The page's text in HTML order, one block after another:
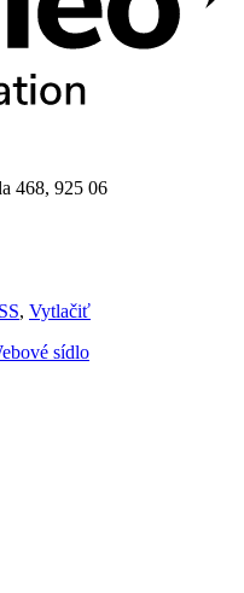
468, 925 06
, Vytlačiť
sídlo